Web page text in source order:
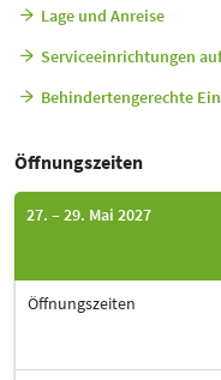
Lage und Anreise
Serviceeinrichtungen
Behindertengerechte
Öffnungszeiten
27. – 29. Mai 2027
Öffnungszeiten